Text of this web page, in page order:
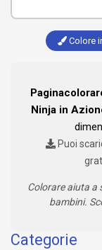
Colore
Ninja in
Puoi
Colorare aiuta a
bambini.
Categorie